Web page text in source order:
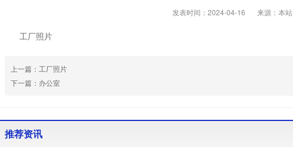
发表时间：2024-04-16 来源：本站
工厂照片
上一篇： 工厂照片
下一篇： 办公室
推荐资讯